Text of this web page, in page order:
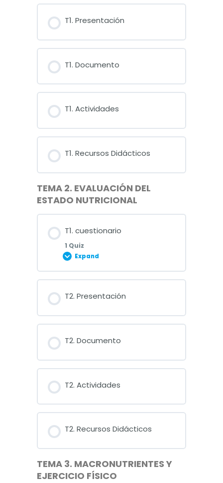
T1. Presentación
T1. Documento
T1. Actividades
T1. Recursos Didácticos
TEMA 2. EVALUACIÓN DEL
ESTADO NUTRICIONAL
T1. cuestionario
1 Quiz
Expand
T2. Presentación
T2. Documento
T2. Actividades
T2. Recursos Didácticos
TEMA 3. MACRONUTRIENTES Y
EJERCICIO FÍSICO